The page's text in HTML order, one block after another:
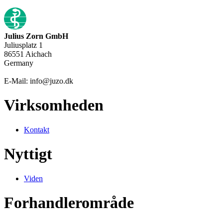
Julius Zorn GmbH
Juliusplatz 1
86551 Aichach
Germany
E-Mail: info@juzo.dk
Virksomheden
Kontakt
Nyttigt
Viden
Forhandlerområde